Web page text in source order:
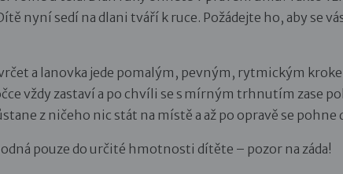
nyní sedí na dlani tváří k ruce. Požádejte ho, aby se
a lanovka jede pomalým, pevným, rytmickým
vždy zastaví a po chvíli se s mírným trhnutím zase
z ničeho nic stát na místě a až po opravě se pohne
pouze do určité hmotnosti dítěte – pozor na záda!